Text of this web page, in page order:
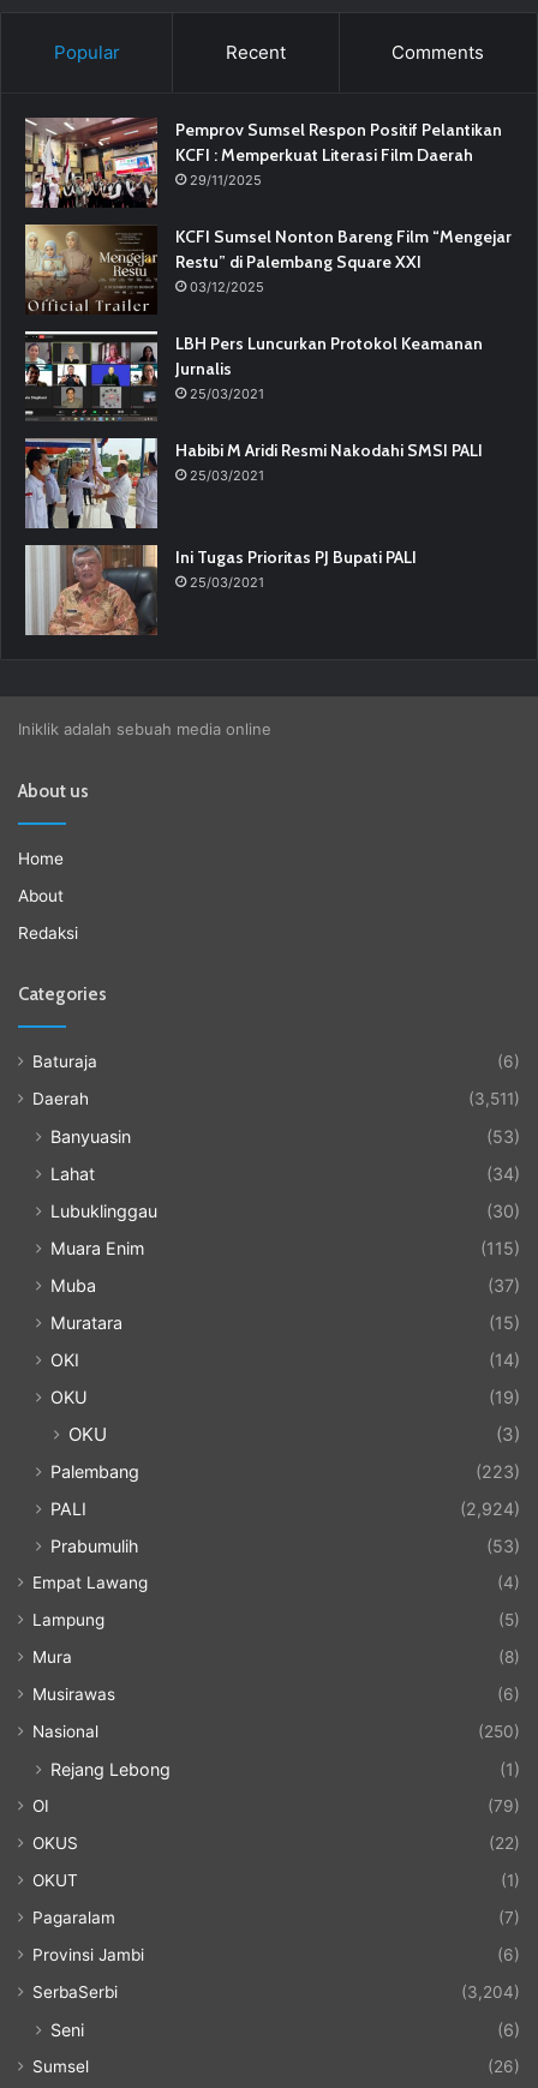
Popular Recent Comments
Pemprov Sumsel Respon Positif Pelantikan
KCFI : Memperkuat Literasi Film Daerah
29/11/2025
KCFI Sumsel Nonton Bareng Film “Mengejar
Restu” di Palembang Square XXI
03/12/2025
LBH Pers Luncurkan Protokol Keamanan
Jurnalis
25/03/2021
Habibi M Aridi Resmi Nakodahi SMSI PALI
25/03/2021
Ini Tugas Prioritas PJ Bupati PALI
25/03/2021
Iniklik adalah sebuah media online
About us
Home
About
Redaksi
Categories
Baturaja
(6)
Daerah
(3,511)
Banyuasin
(53)
Lahat
(34)
Lubuklinggau
(30)
Muara Enim
(115)
Muba
(37)
Muratara
(15)
OKI
(14)
OKU
(19)
OKU (3)
Palembang
(223)
PALI
(2,924)
Prabumulih
(53)
Empat Lawang
(4)
Lampung
(5)
Mura
(8)
Musirawas
(6)
Nasional
(250)
Rejang Lebong (1)
OI
(79)
OKUS
(22)
OKUT
(1)
Pagaralam
(7)
Provinsi Jambi
(6)
SerbaSerbi
(3,204)
Seni (6)
Sumsel (26)